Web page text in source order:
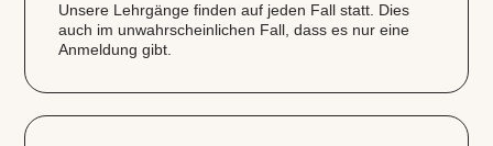
Unsere Lehrgänge finden auf jeden Fall statt. Dies
auch im unwahrscheinlichen Fall, dass es nur eine
Anmeldung gibt.